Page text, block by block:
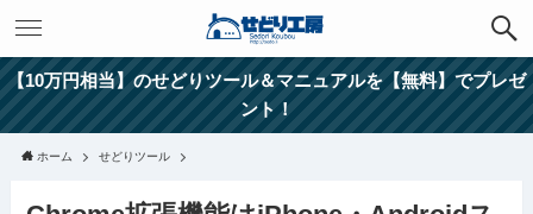
【10万円相当】のせどりツール＆マニュアルを【無料】でプレゼ
ント！
ホーム せどりツール